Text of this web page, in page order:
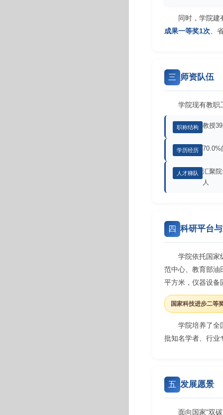
同时，学院建
成果一等奖1次 、
三 师资队伍
学院现有教职
职称结构 教授
学历经历 70.0%
人才梯队
汇聚
人
四 科研平台
学院依托国家
范中心、教育部油
平方米，仪器设备
国家科技进步二等
学院培养了全
批知名学者、行业
五 发展愿景
面向国家"双